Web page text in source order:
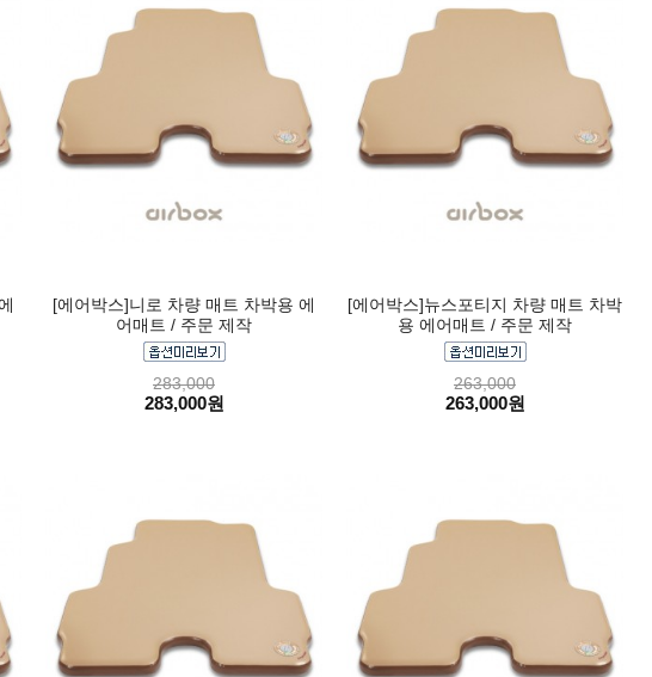
[에어박스]니로 차량 매트 차박용 에
어매트 / 주문 제작
283,000
283,000원
[에어박스]뉴스포티지 차량 매트 차박
용 에어매트 / 주문 제작
263,000
263,000원